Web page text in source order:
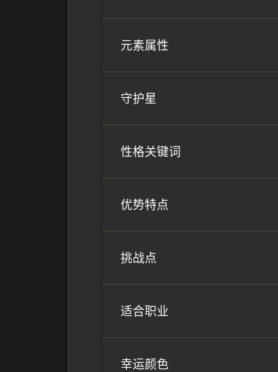
元素属性
守护星
性格关键词
优势特点
挑战点
适合职业
幸运颜色